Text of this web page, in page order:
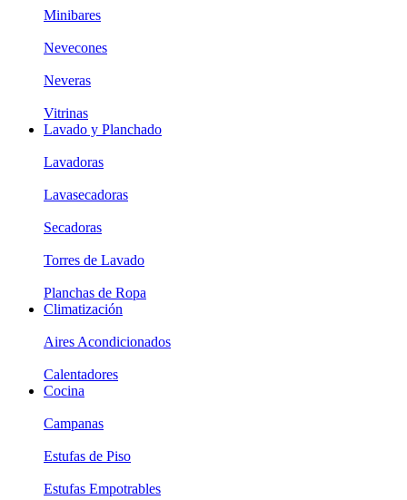
Minibares
Nevecones
Neveras
Vitrinas
Lavado y Planchado
Lavadoras
Lavasecadoras
Secadoras
Torres de Lavado
Planchas de Ropa
Climatización
Aires Acondicionados
Calentadores
Cocina
Campanas
Estufas de Piso
Estufas Empotrables